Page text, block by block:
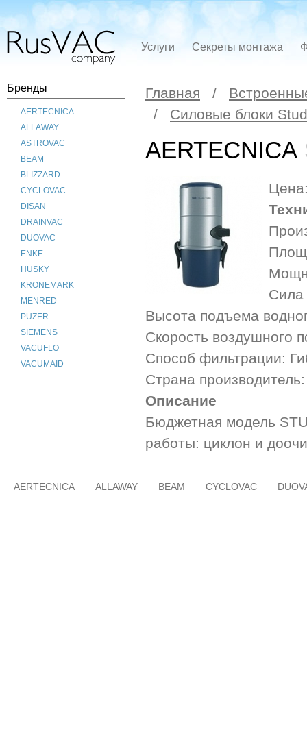
Бренды
AERTECNICA
ALLAWAY
ASTROVAC
BEAM
BLIZZARD
CYCLOVAC
DISAN
DRAINVAC
DUOVAC
ENKE
HUSKY
KRONEMARK
MENRED
PUZER
SIEMENS
VACUFLO
VACUMAID
Главная /
/ Силовые блоки
AERTECNICA
Сила
Высота подъема
Скорость воздушного
Способ фильтрации:
Страна
Описание
Бюджетная модель
работы: циклон и
AERTECNICA ALLAWAY BEAM CYCLOVAC
Услуги Секреты монтажа